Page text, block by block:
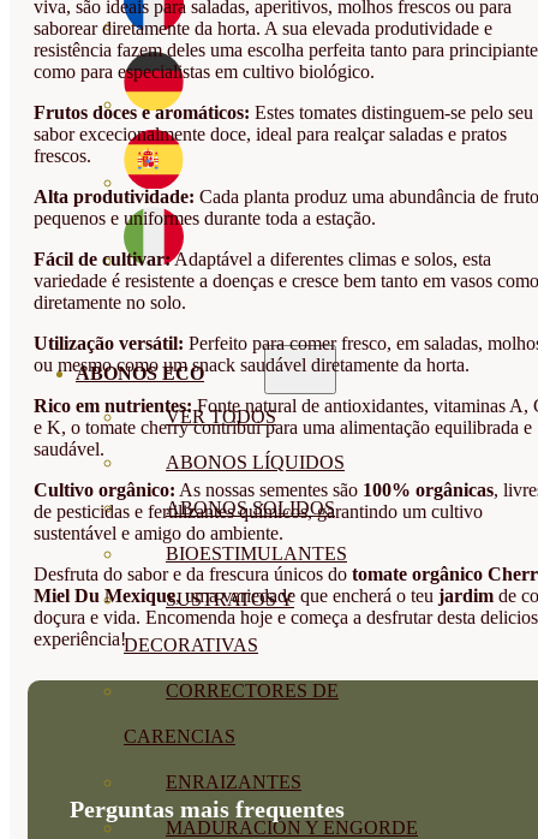
ABONOS ECO
VER TODOS
ABONOS LÍQUIDOS
ABONOS SOLIDOS
BIOESTIMULANTES
SUSTRATOS Y
DECORATIVAS
CORRECTORES DE
CARENCIAS
ENRAIZANTES
MADURACIÓN Y ENGORDE
viva, são ideais para saladas, aperitivos, molhos frescos ou para
saborear diretamente da horta. A sua elevada produtividade e
resistência fazem deles uma escolha perfeita tanto para
como para especialistas em cultivo biológico.
Frutos doces e aromáticos: Estes tomates distinguem-se pelo seu
sabor excecionalmente doce, ideal para realçar saladas e pratos
frescos.
Alta produtividade: Cada planta produz uma abundância de
pequenos e uniformes durante toda a estação.
Fácil de cultivar:Adaptável a diferentes climas e solos, esta
variedade é resistente a doenças e cresce bem tanto em vasos como
diretamente no solo.
Utilização versátil: Perfeito para comer fresco, em saladas,
ou mesmo como um snack saudável diretamente da horta.
Rico em nutrientes:Fonte natural de antioxidantes, vitaminas A,
e K, o tomate cherry contribui para uma alimentação equilibrada e
saudável.
Cultivo orgânico: As nossas sementes são 100% orgânicas,
de pesticidas e fertilizantes químicos, garantindo um cultivo
sustentável e amigo do ambiente.
Desfruta do sabor e da frescura únicos do tomate orgânico
Miel Du Mexique, uma variedade que encherá o teu jardim de
doçura e vida. Encomenda hoje e começa a desfrutar desta
experiência!
Perguntas mais frequentes